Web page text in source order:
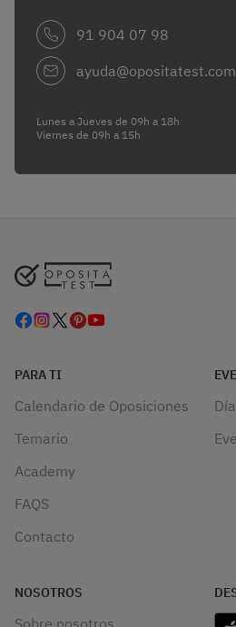
91 904 07 98
ayuda@opositatest.com
Lunes a Jueves de 09h a 18h
Viernes de 09h a 15h